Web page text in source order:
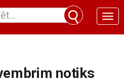
Toggle
notiks